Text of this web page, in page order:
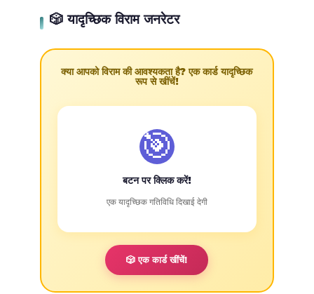
🎲 यादृच्छिक विराम जनरेटर
क्या आपको विराम की आवश्यकता है? एक कार्ड यादृच्छिक
रूप से खींचें!
🎯
बटन पर क्लिक करें!
एक यादृच्छिक गतिविधि दिखाई देगी
🎲 एक कार्ड खींचें!